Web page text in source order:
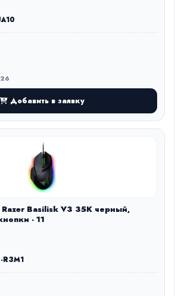
Добавить в заявку
Basilisk V3 35K черный,
- 11